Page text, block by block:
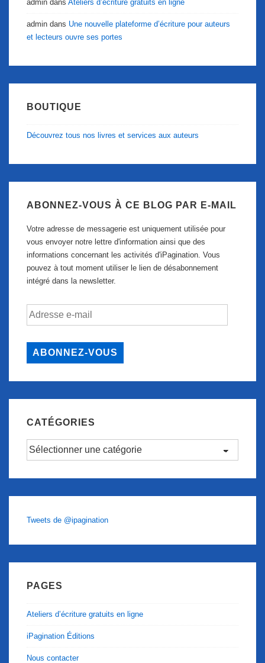
admin dans Ateliers d’écriture gratuits en ligne
admin dans Une nouvelle plateforme d’écriture pour auteurs
et lecteurs ouvre ses portes
BOUTIQUE
Découvrez tous nos livres et services aux auteurs
ABONNEZ-VOUS À CE BLOG PAR E-MAIL
Votre adresse de messagerie est uniquement utilisée pour
vous envoyer notre lettre d'information ainsi que des
informations concernant les activités d'iPagination. Vous
pouvez à tout moment utiliser le lien de désabonnement
intégré dans la newsletter.
Adresse
ABONNEZ-VOUS
CATÉGORIES
Catégories
Tweets de @ipagination
PAGES
Ateliers d’écriture gratuits en ligne
iPagination Éditions
Nous contacter